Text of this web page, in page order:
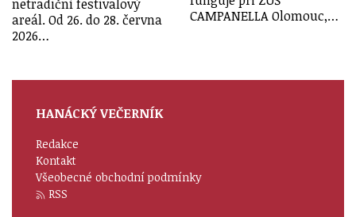
netradiční festivalový
areál. Od 26. do 28. června
2026…
CAMPANELLA Olomouc,…
HANÁCKÝ VEČERNÍK
Redakce
Kontakt
Všeobecné obchodní podmínky
RSS